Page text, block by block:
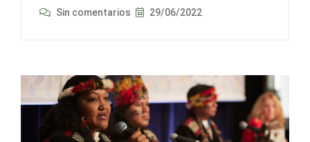
Sin comentarios 29/06/2022